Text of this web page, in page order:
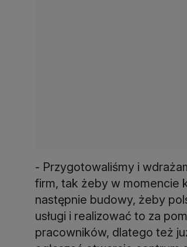
- Przygotowaliśmy i
firm, tak żeby w momencie
następnie budowy, żeby
usługi i realizować to za
pracowników, dlatego też